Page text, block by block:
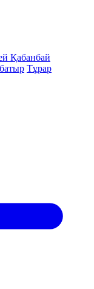
Қабанбай
Тұрар